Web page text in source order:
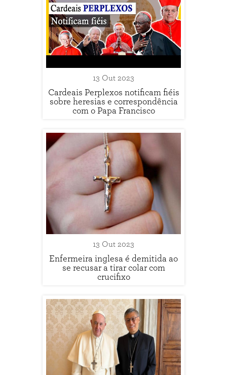
13 Out 2023
Cardeais Perplexos notificam fiéis
sobre heresias e correspondência
com o Papa Francisco
13 Out 2023
Enfermeira inglesa é demitida ao
se recusar a tirar colar com
crucifixo